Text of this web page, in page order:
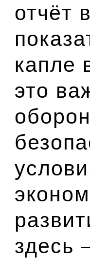
отчёт
капле
это
здесь